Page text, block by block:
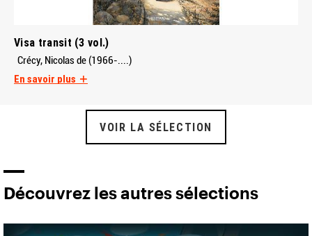
Visa transit (3 vol.)
Crécy, Nicolas de (1966-....)
En savoir plus
VOIR LA SÉLECTION
Découvrez les autres sélections